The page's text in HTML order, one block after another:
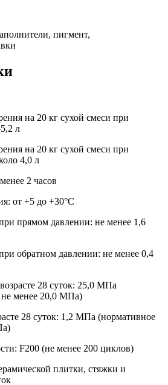
пигмент,
на 20 кг сухой смеси при
л
на 20 кг сухой смеси при
4,0 л
2 часов
от +5 до +30°C
прямом давлении: не менее 1,6
обратном давлении: не менее 0,4
28 суток: 25,0 МПа
не менее 20,0 МПа)
28 суток: 1,2 МПа (нормативное
F200 (не менее 200 циклов)
плитки, стяжки и